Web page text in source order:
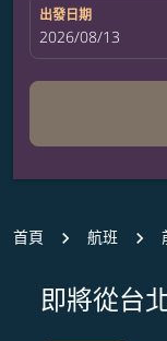
出發日期
fc-booking-
2026/08/13
首頁 航班
即將從台